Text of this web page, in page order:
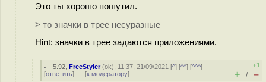
Это ты хорошо пошутил.
> то значки в трее несуразные
Hint: значки в трее задаются приложениями.
5.92 ,FreeStyler(ok), 11:37, 21/09/2021 [^] [^^] [^^^]
[ответить] [к модератору]
+1
+ / –